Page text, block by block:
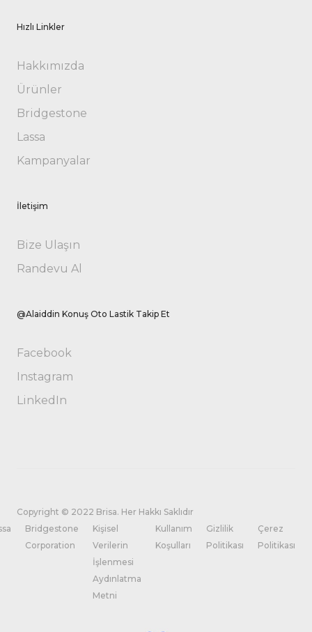
Hızlı Linkler
Hakkımızda
Ürünler
Bridgestone
Lassa
Kampanyalar
İletişim
Bize Ulaşın
Randevu Al
@Alaiddin Konuş Oto Lastik Takip Et
Facebook
Instagram
LinkedIn
Copyright © 2022 Brisa. Her Hakkı Saklıdır
Bridgestone
Corporation
Kişisel
Verilerin
İşlenmesi
Aydınlatma
Metni
Kullanım
Koşulları
Gizlilik
Politikası
Çerez
Politikası